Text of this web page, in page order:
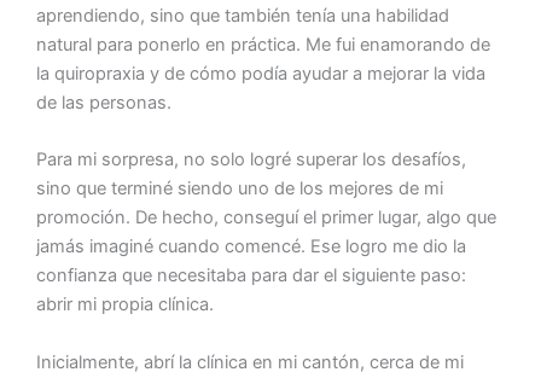
aprendiendo, sino que también tenía una habilidad
natural para ponerlo en práctica. Me fui enamorando de
la quiropraxia y de cómo podía ayudar a mejorar la vida
de las personas.
Para mi sorpresa, no solo logré superar los desafíos,
sino que terminé siendo uno de los mejores de mi
promoción. De hecho, conseguí el primer lugar, algo que
jamás imaginé cuando comencé. Ese logro me dio la
confianza que necesitaba para dar el siguiente paso:
abrir mi propia clínica.
Inicialmente, abrí la clínica en mi cantón, cerca de mi